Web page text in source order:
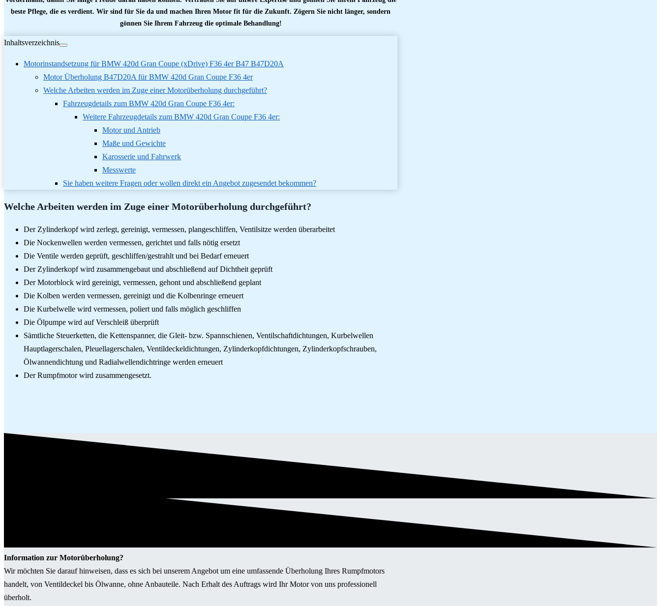
beste Pflege, die es verdient. Wir sind für Sie da und machen Ihren Motor fit für die Zukunft. Zögern Sie nicht länger, sondern
gönnen Sie Ihrem Fahrzeug die optimale Behandlung!
Inhaltsverzeichnis
Motorinstandsetzung für BMW 420d Gran Coupe (xDrive) F36 4er B47 B47D20A
Motor Überholung B47D20A für BMW 420d Gran Coupe F36 4er
Welche Arbeiten werden im Zuge einer Motorüberholung durchgeführt?
Fahrzeugdetails zum BMW 420d Gran Coupe F36 4er:
Weitere Fahrzeugdetails zum BMW 420d Gran Coupe F36 4er:
Motor und Antrieb
Maße und Gewichte
Karosserie und Fahrwerk
Messwerte
Sie haben weitere Fragen oder wollen direkt ein Angebot zugesendet bekommen?
Welche Arbeiten werden im Zuge einer Motorüberholung durchgeführt?
Der Zylinderkopf wird zerlegt, gereinigt, vermessen, plangeschliffen, Ventilsitze werden überarbeitet
Die Nockenwellen werden vermessen, gerichtet und falls nötig ersetzt
Die Ventile werden geprüft, geschliffen/gestrahlt und bei Bedarf erneuert
Der Zylinderkopf wird zusammengebaut und abschließend auf Dichtheit geprüft
Der Motorblock wird gereinigt, vermessen, gehont und abschließend geplant
Die Kolben werden vermessen, gereinigt und die Kolbenringe erneuert
Die Kurbelwelle wird vermessen, poliert und falls möglich geschliffen
Die Ölpumpe wird auf Verschleiß überprüft
Sämtliche Steuerketten, die Kettenspanner, die Gleit- bzw. Spannschienen, Ventilschaftdichtungen, Kurbelwellen
Hauptlagerschalen, Pleuellagerschalen, Ventildeckeldichtungen, Zylinderkopfdichtungen, Zylinderkopfschrauben,
Ölwannendichtung und Radialwellendichtringe werden erneuert
Der Rumpfmotor wird zusammengesetzt.
Information zur Motorüberholung?
Wir möchten Sie darauf hinweisen, dass es sich bei unserem Angebot um eine umfassende Überholung Ihres Rumpfmotors
handelt, von Ventildeckel bis Ölwanne, ohne Anbauteile. Nach Erhalt des Auftrags wird Ihr Motor von uns professionell
überholt.